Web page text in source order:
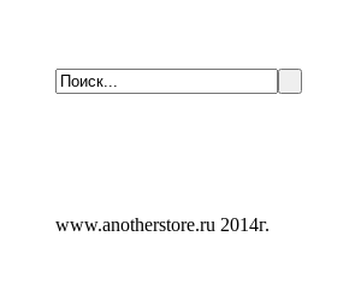
www.anotherstore.ru 2014г.